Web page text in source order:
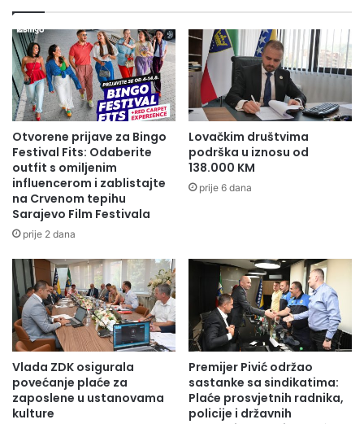
Otvorene prijave za Bingo
Festival Fits: Odaberite
outfit s omiljenim
influencerom i zablistajte
na Crvenom tepihu
Sarajevo Film Festivala
prije 2 dana
Lovačkim društvima
podrška u iznosu od
138.000 KM
prije 6 dana
Vlada ZDK osigurala
povećanje plaće za
zaposlene u ustanovama
kulture
Premijer Pivić održao
sastanke sa sindikatima:
Plaće prosvjetnih radnika,
policije i državnih